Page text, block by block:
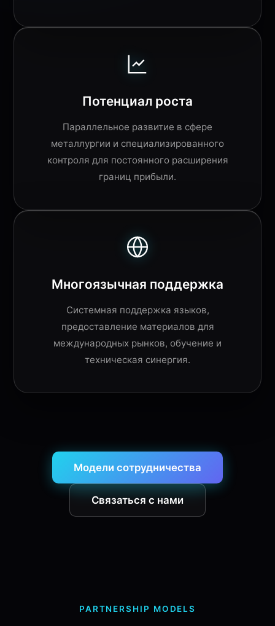
Потенциал роста
Параллельное развитие в сфере
металлургии и специализированного
контроля для постоянного расширения
границ прибыли.
Многоязычная поддержка
Системная поддержка языков,
предоставление материалов для
международных рынков, обучение и
техническая синергия.
Модели сотрудничества
Связаться с нами
PARTNERSHIP MODELS